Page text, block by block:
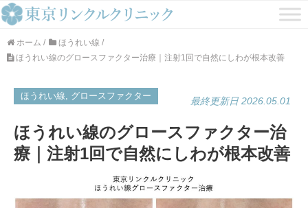
ホーム / ほうれい線 /
ほうれい線のグロースファクター治療｜注射1回で自然にしわが根本改善
ほうれい線, グロースファクター 最終更新日 2026.05.01
ほうれい線のグロースファクター治
療｜注射1回で自然にしわが根本改善